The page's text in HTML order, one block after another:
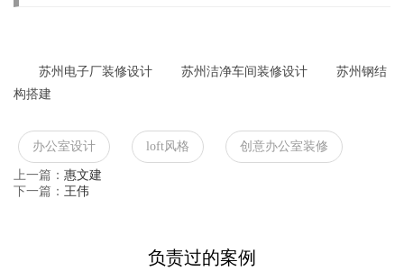
苏州电子厂装修设计 苏州洁净车间装修设计 苏州钢结
构搭建
办公室设计 loft风格 创意办公室装修
上一篇： 惠文建
下一篇： 王伟
负责过的案例